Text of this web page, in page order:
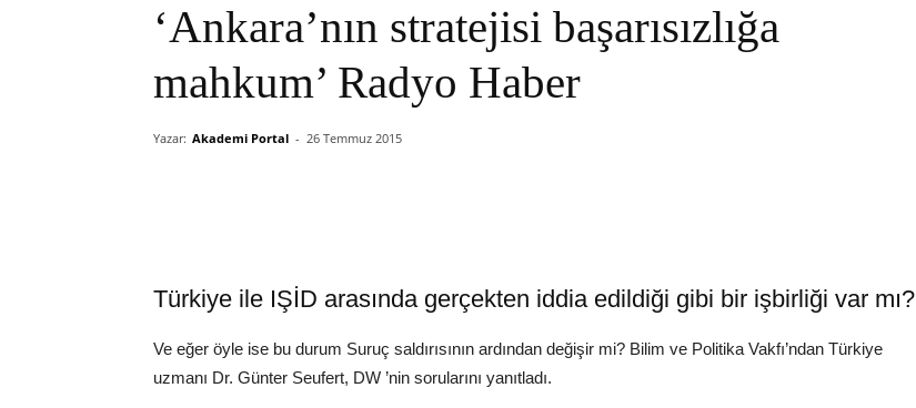
‘Ankara’nın stratejisi başarısızlığa
mahkum’ Radyo Haber
Yazar: Akademi Portal - 26 Temmuz 2015
Türkiye ile IŞİD arasında gerçekten iddia edildiği gibi bir işbirliği var mı?
Ve eğer öyle ise bu durum Suruç saldırısının ardından değişir mi? Bilim ve Politika Vakfı’ndan Türkiye
uzmanı Dr. Günter Seufert, DW ’nin sorularını yanıtladı.